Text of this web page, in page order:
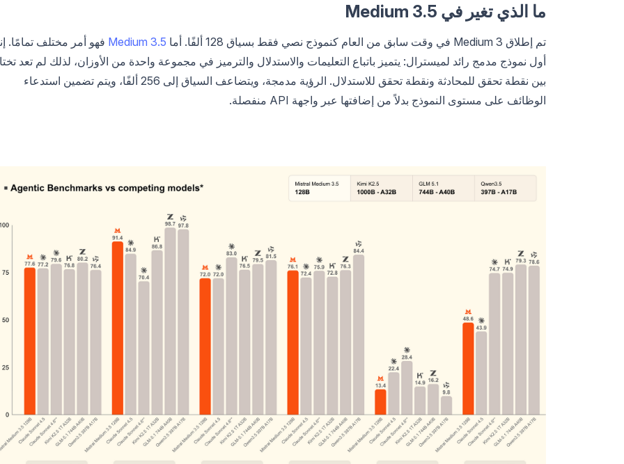
ما الذي تغير في Medium 3.5
تم إطلاق Medium 3 في وقت سابق من العام كنموذج نصي فقط بسياق 128 ألفًا. أما Medium 3.5 فهو أمر مختلف تمامًا.
أول نموذج مدمج رائد لميسترال: يتميز باتباع التعليمات والاستدلال والترميز في مجموعة واحدة من الأوزان، لذلك لم تعد
بين نقطة تحقق للمحادثة ونقطة تحقق للاستدلال. الرؤية مدمجة، ويتضاعف السياق إلى 256 ألفًا، ويتم تضمين استدعاء
الوظائف على مستوى النموذج بدلاً من إضافتها عبر واجهة API منفصلة.